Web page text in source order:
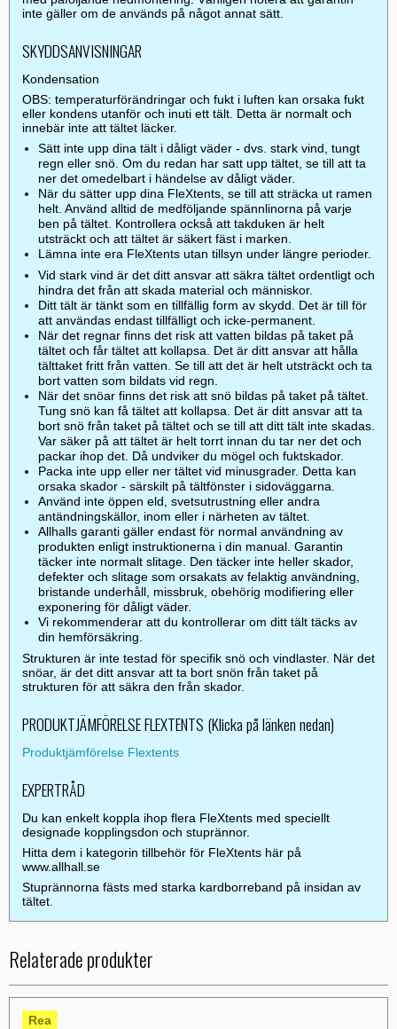
inte gäller om de används på något annat sätt.
SKYDDSANVISNINGAR
Kondensation
OBS: temperaturförändringar och fukt i luften kan orsaka fukt
eller kondens utanför och inuti ett tält. Detta är normalt och
innebär inte att tältet läcker.
Sätt inte upp dina tält i dåligt väder - dvs. stark vind, tungt
regn eller snö. Om du redan har satt upp tältet, se till att ta
ner det omedelbart i händelse av dåligt väder.
När du sätter upp dina FleXtents, se till att sträcka ut ramen
helt. Använd alltid de medföljande spännlinorna på varje
ben på tältet. Kontrollera också att takduken är helt
utsträckt och att tältet är säkert fäst i marken.
Lämna inte era FleXtents utan tillsyn under längre perioder.
Vid stark vind är det ditt ansvar att säkra tältet ordentligt och
hindra det från att skada material och människor.
Ditt tält är tänkt som en tillfällig form av skydd. Det är till för
att användas endast tillfälligt och icke-permanent.
När det regnar finns det risk att vatten bildas på taket på
tältet och får tältet att kollapsa. Det är ditt ansvar att hålla
tälttaket fritt från vatten. Se till att det är helt utsträckt och ta
bort vatten som bildats vid regn.
När det snöar finns det risk att snö bildas på taket på tältet.
Tung snö kan få tältet att kollapsa. Det är ditt ansvar att ta
bort snö från taket på tältet och se till att ditt tält inte skadas.
Var säker på att tältet är helt torrt innan du tar ner det och
packar ihop det. Då undviker du mögel och fuktskador.
Packa inte upp eller ner tältet vid minusgrader. Detta kan
orsaka skador - särskilt på tältfönster i sidoväggarna.
Använd inte öppen eld, svetsutrustning eller andra
antändningskällor, inom eller i närheten av tältet.
Allhalls garanti gäller endast för normal användning av
produkten enligt instruktionerna i din manual. Garantin
täcker inte normalt slitage. Den täcker inte heller skador,
defekter och slitage som orsakats av felaktig användning,
bristande underhåll, missbruk, obehörig modifiering eller
exponering för dåligt väder.
Vi rekommenderar att du kontrollerar om ditt tält täcks av
din hemförsäkring.
Strukturen är inte testad för specifik snö och vindlaster. När det
snöar, är det ditt ansvar att ta bort snön från taket på
strukturen för att säkra den från skador.
PRODUKTJÄMFÖRELSE FLEXTENTS (Klicka på länken nedan)
Produktjämförelse Flextents
EXPERTRÅD
Du kan enkelt koppla ihop flera FleXtents med speciellt
designade kopplingsdon och stuprännor.
Hitta dem i kategorin tillbehör för FleXtents här på
www.allhall.se
Stuprännorna fästs med starka kardborreband på insidan av
tältet.
Relaterade produkter
Rea